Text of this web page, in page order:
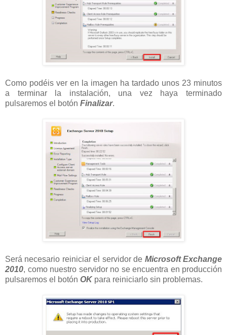
Como podéis ver en la imagen ha tardado unos 23 minutos
a terminar la instalación, una vez haya terminado
pulsaremos el botón Finalizar.
Será necesario reiniciar el servidor de Microsoft Exchange
2010, como nuestro servidor no se encuentra en producción
pulsaremos el botón OK para reiniciarlo sin problemas.